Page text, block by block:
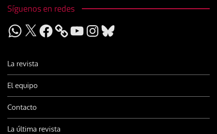
Síguenos en redes
WhatsApp
X Facebook YouTubeInstagram
Bluesky
La revista
El equipo
Contacto
La última revista